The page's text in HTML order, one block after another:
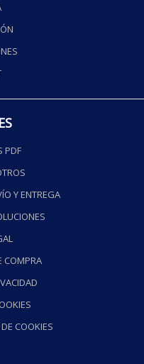
PDF
Y ENTREGA
COMPRA
COOKIES